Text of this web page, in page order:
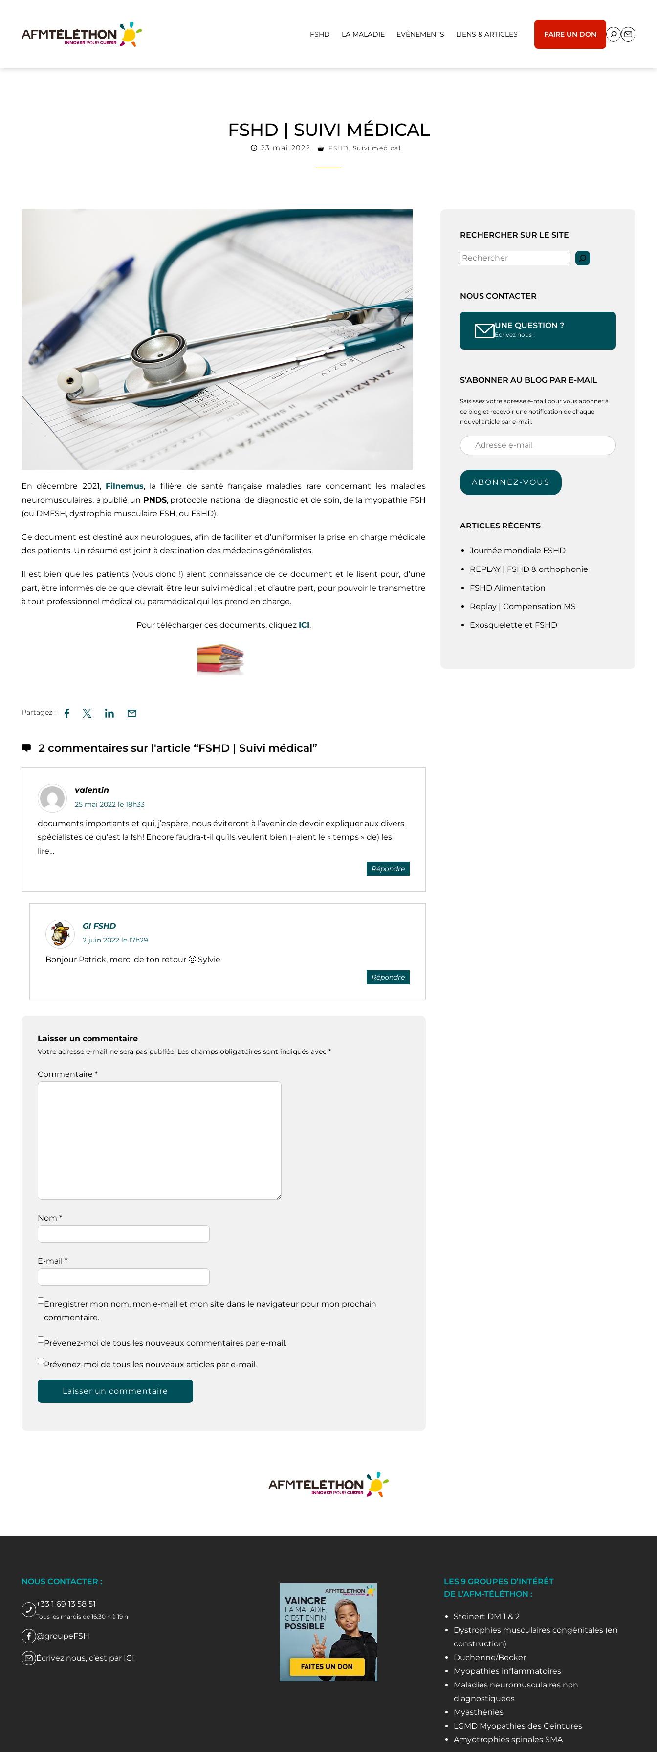
FSHD LA MALADIE EVÈNEMENTS LIENS & ARTICLES FAIRE UN DON
FSHD | SUIVI MÉDICAL
23 mai 2022 FSHD, Suivi médical
En décembre 2021, Filnemus, la filière de santé française maladies rare concernant les maladies
neuromusculaires, a publié un PNDS, protocole national de diagnostic et de soin, de la myopathie FSH
(ou DMFSH, dystrophie musculaire FSH, ou FSHD).
Ce document est destiné aux neurologues, afin de faciliter et d’uniformiser la prise en charge médicale
des patients. Un résumé est joint à destination des médecins généralistes.
Il est bien que les patients (vous donc !) aient connaissance de ce document et le lisent pour, d’une
part, être informés de ce que devrait être leur suivi médical ; et d’autre part, pour pouvoir le transmettre
à tout professionnel médical ou paramédical qui les prend en charge.
Pour télécharger ces documents, cliquez ICI.
Partagez :
2 commentaires sur l'article “FSHD | Suivi médical”
valentin
25 mai 2022 le 18h33
documents importants et qui, j’espère, nous éviteront à l’avenir de devoir expliquer aux divers
spécialistes ce qu’est la fsh! Encore faudra-t-il qu’ils veulent bien (=aient le « temps » de) les
lire…
Répondre
GI FSHD
2 juin 2022 le 17h29
Bonjour Patrick, merci de ton retour 🙂 Sylvie
Répondre
Laisser un commentaire
Votre adresse e-mail ne sera pas publiée. Les champs obligatoires sont indiqués avec *
Commentaire *
Nom *
E-mail *
Enregistrer mon nom, mon e-mail et mon site dans le navigateur pour mon prochain
commentaire.
Prévenez-moi de tous les nouveaux commentaires par e-mail.
Prévenez-moi de tous les nouveaux articles par e-mail.
RECHERCHER SUR LE SITE
Rechercher
NOUS CONTACTER
UNE QUESTION ?
Ecrivez nous !
S'ABONNER AU BLOG PAR E-MAIL
Saisissez votre adresse e-mail pour vous abonner à
ce blog et recevoir une notification de chaque
nouvel article par e-mail.
Adresse
e-
mail
ABONNEZ-VOUS
ARTICLES RÉCENTS
Journée mondiale FSHD
REPLAY | FSHD & orthophonie
FSHD Alimentation
Replay | Compensation MS
Exosquelette et FSHD
NOUS CONTACTER :
+33 1 69 13 58 51
Tous les mardis de 16:30 h à 19 h
@groupeFSH
Écrivez nous, c’est par ICI
LES 9 GROUPES D’INTÉRÊT
DE L’AFM-TÉLÉTHON :
Steinert DM 1 & 2
Dystrophies musculaires congénitales (en
construction)
Duchenne/Becker
Myopathies inflammatoires
Maladies neuromusculaires non
diagnostiquées
Myasthénies
LGMD Myopathies des Ceintures
Amyotrophies spinales SMA